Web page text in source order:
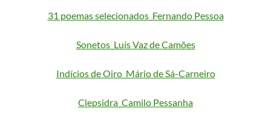
31 poemas selecionados_Fernando Pessoa
Sonetos_Luís Vaz de Camões
Indícios de Oiro_Mário de Sá-Carneiro
Clepsidra_Camilo Pessanha